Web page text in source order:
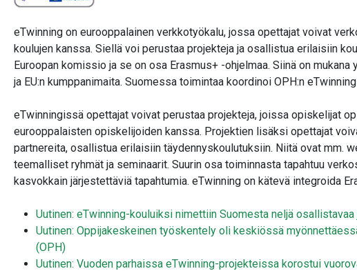
eTwinning on eurooppalainen verkkotyökalu, jossa opettajat voivat
koulujen kanssa. Siellä voi perustaa projekteja ja osallistua erilaisiin
Euroopan komissio ja se on osa Erasmus+ -ohjelmaa. Siinä on mukana
ja EU:n kumppanimaita. Suomessa toimintaa koordinoi OPH:n
eTwinningissä opettajat voivat perustaa projekteja, joissa opiskelijat
eurooppalaisten opiskelijoiden kanssa. Projektien lisäksi opettajat
partnereita, osallistua erilaisiin täydennyskoulutuksiin. Niitä ovat mm.
teemalliset ryhmät ja seminaarit. Suurin osa toiminnasta tapahtuu
kasvokkain järjestettäviä tapahtumia. eTwinning on kätevä integroida
Uutinen: eTwinning-kouluiksi nimettiin Suomesta neljä
Uutinen: Oppijakeskeinen työskentely oli keskiössä
(OPH)
Uutinen: Vuoden parhaissa eTwinning-projekteissa korostui